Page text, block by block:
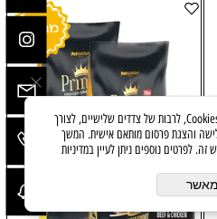
לידיעתך, באתרנו נעשה שימוש בקבצי Cookies, לרבות של צדדים שלישיים, לצורך
והצגת פרסום מותאם אישית. המשך
לפרטים נוספים ניתן לעיין במדיניות
מאשר